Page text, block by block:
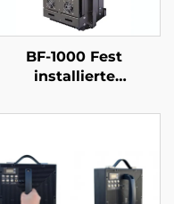
BF-1000 Fest
installierte
Ausrüstung